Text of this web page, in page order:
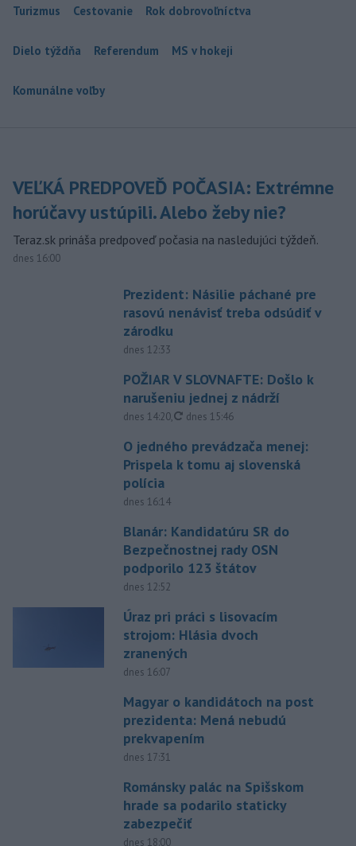
Turizmus Cestovanie Rok dobrovoľníctva
Dielo týždňa Referendum MS v hokeji
Komunálne voľby
VEĽKÁ PREDPOVEĎ POČASIA: Extrémne
horúčavy ustúpili. Alebo žeby nie?
Teraz.sk prináša predpoveď počasia na nasledujúci týždeň.
dnes 16:00
Prezident: Násilie páchané pre
rasovú nenávisť treba odsúdiť v
zárodku
dnes 12:33
POŽIAR V SLOVNAFTE: Došlo k
narušeniu jednej z nádrží
dnes 14:20, aktualizované
dnes 15:46
O jedného prevádzača menej:
Prispela k tomu aj slovenská
polícia
dnes 16:14
Blanár: Kandidatúru SR do
Bezpečnostnej rady OSN
podporilo 123 štátov
dnes 12:52
Úraz pri práci s lisovacím
strojom: Hlásia dvoch
zranených
dnes 16:07
Magyar o kandidátoch na post
prezidenta: Mená nebudú
prekvapením
dnes 17:31
Románsky palác na Spišskom
hrade sa podarilo staticky
zabezpečiť
dnes 18:00